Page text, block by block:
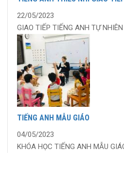
22/05/2023
GIAO TIẾP TIẾNG ANH TỰ
TIẾNG ANH MẪU GIÁO
04/05/2023
KHÓA HỌC TIẾNG ANH MẪU